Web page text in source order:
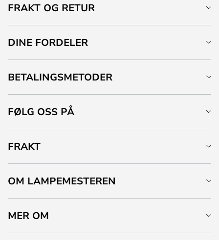
FRAKT OG RETUR
DINE FORDELER
BETALINGSMETODER
FØLG OSS PÅ
FRAKT
OM LAMPEMESTEREN
MER OM